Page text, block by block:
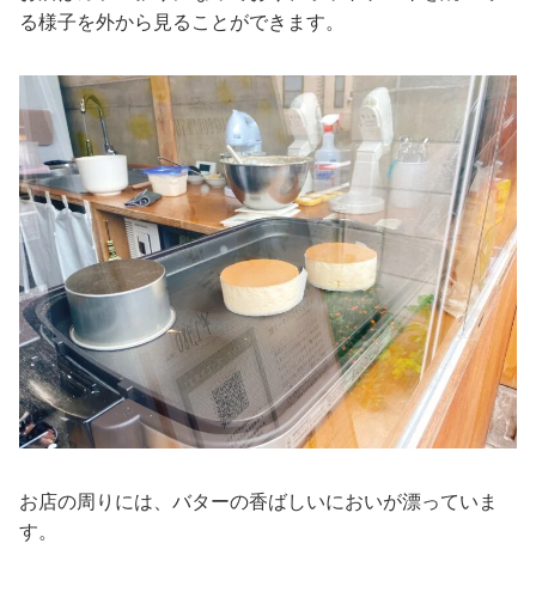
る様子を外から見ることができます。
お店の周りには、バターの香ばしいにおいが漂っていま
す。